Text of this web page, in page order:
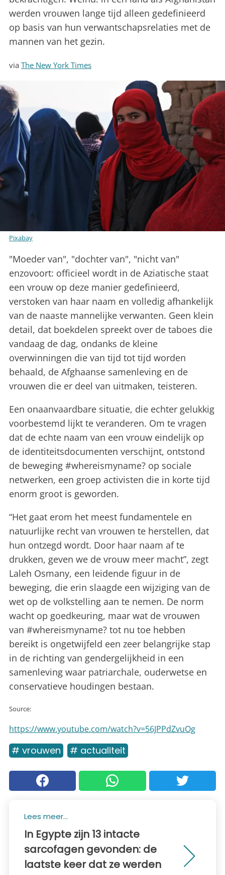
werden vrouwen lange tijd alleen gedefinieerd
op basis van hun verwantschapsrelaties met de
mannen van het gezin.
via The New York Times
Pixabay
"Moeder van", "dochter van", "nicht van"
enzovoort: officieel wordt in de Aziatische staat
een vrouw op deze manier gedefinieerd,
verstoken van haar naam en volledig afhankelijk
van de naaste mannelijke verwanten. Geen klein
detail, dat boekdelen spreekt over de taboes die
vandaag de dag, ondanks de kleine
overwinningen die van tijd tot tijd worden
behaald, de Afghaanse samenleving en de
vrouwen die er deel van uitmaken, teisteren.
Een onaanvaardbare situatie, die echter gelukkig
voorbestemd lijkt te veranderen. Om te vragen
dat de echte naam van een vrouw eindelijk op
de identiteitsdocumenten verschijnt, ontstond
de beweging #whereismyname? op sociale
netwerken, een groep activisten die in korte tijd
enorm groot is geworden.
“Het gaat erom het meest fundamentele en
natuurlijke recht van vrouwen te herstellen, dat
hun ontzegd wordt. Door haar naam af te
drukken, geven we de vrouw meer macht”, zegt
Laleh Osmany, een leidende figuur in de
beweging, die erin slaagde een wijziging van de
wet op de volkstelling aan te nemen. De norm
wacht op goedkeuring, maar wat de vrouwen
van #whereismyname? tot nu toe hebben
bereikt is ongetwijfeld een zeer belangrijke stap
in de richting van gendergelijkheid in een
samenleving waar patriarchale, ouderwetse en
conservatieve houdingen bestaan.
Source:
https://www.youtube.com/watch?v=56JPPdZvuOg
# vrouwen # actualiteit
Lees meer...
In Egypte zijn 13 intacte
sarcofagen gevonden: de
laatste keer dat ze werden